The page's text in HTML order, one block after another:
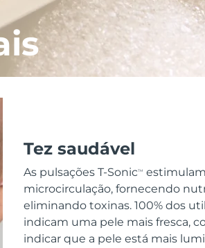
Tez saudável
As pulsações T-SonicTM
microcirculação, fornecendo
eliminando toxinas. 100% dos
indicam uma pele mais fresca,
indicar que a pele está mais